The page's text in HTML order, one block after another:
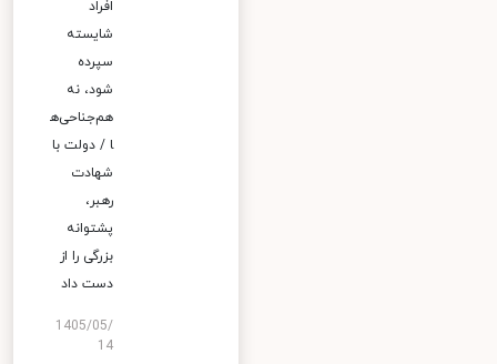
افراد
شایسته
سپرده
شود، نه
هم‌جناحی‌ه
ا / دولت با
شهادت
رهبر،
پشتوانه
بزرگی را از
دست داد
1405/05/
14